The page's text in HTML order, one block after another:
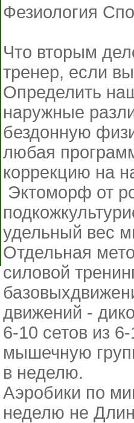
Фезиология
Что вторым
тренер, если
Определить
наружные
бездонную
любая
коррекцию на
Эктоморф от
удельный вес
Отдельная
силовой
движений -
6-10 сетов из
мышечную
в неделю.
Аэробики по
неделю не